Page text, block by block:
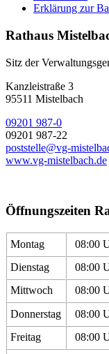
Erklärung zur
Rathaus
Sitz der
Kanzleistraße 3
95511 Mistelbach
09201 987-0
09201 987-22
poststelle@vg-
www.vg-mistelbach.de
Öffnungszeiten
Montag 08:00
Dienstag
08:00
Mittwoch
08:00
Donnerstag
08:00
Freitag
08:00